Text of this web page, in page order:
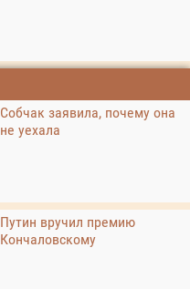
Собчак заявила, почему она
не уехала
Путин вручил премию
Кончаловскому